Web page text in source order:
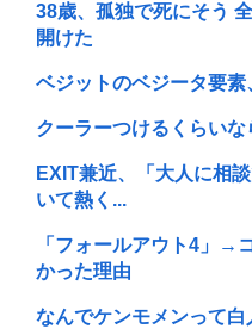
38歳、孤独で死にそう
開けた
ベジットのベジータ要
クーラーつけるくらいな
EXIT兼近、「大人に相
いて熱く...
「フォールアウト4」→
かった理由
なんでケンモメンって